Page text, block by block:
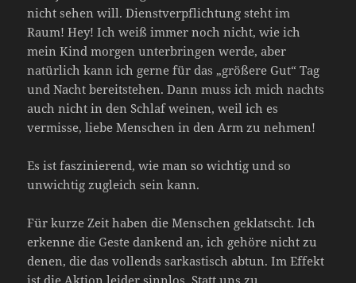
nicht sehen will. Dienstverpflichtung steht im
Raum! Hey! Ich weiß immer noch nicht, wie ich
mein Kind morgen unterbringen werde, aber
natürlich kann ich gerne für das „größere Gut“ Tag
und Nacht bereitstehen. Dann muss ich mich nachts
auch nicht in den Schlaf weinen, weil ich es
vermisse, liebe Menschen in den Arm zu nehmen!
Es ist faszinierend, wie man so wichtig und so
unwichtig zugleich sein kann.
Für kurze Zeit haben die Menschen geklatscht. Ich
erkenne die Geste dankend an, ich gehöre nicht zu
denen, die das vollends sarkastisch abtun. Im Effekt